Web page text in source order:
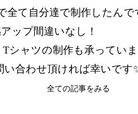
全て自分達で制作したんで
ップ間違いなし！
シャツの制作も承ってい
合わせ頂ければ幸いです
全ての記事をみる